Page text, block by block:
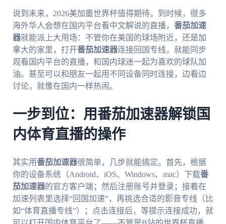
说到未来，2026美加墨世界杯值得期待。到时候，很多
海外华人会想在国内平台看中文解说的直播， 番茄加速
器就能派上大用场：不管你在美国的球场附近，还是加
拿大的家里，打开番茄加速器连接回国专线，就能同步
观看国内平台的直播，和国内球迷一起为喜欢的球队加
油。甚至可以和朋友一起用不同设备同时连接，边看边
讨论，就像在国内一样热闹。
一步到位：用番茄加速器解锁国
内体育直播的操作
其实用番茄加速器很简单，几步就能搞定。首先，根据
你的设备系统（Android、iOS、Windows、mac）下载番
茄加速器的官方客户端；然后注册账号并登录；接着在
加速列表里选择“回国加速”，再挑选合适的影音专线（比
如“体育直播专线”）；点击连接后，等提示连接成功，就